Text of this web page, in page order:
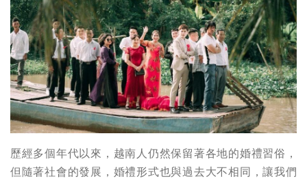
歷經多個年代以來，越南人仍然保留著各地的婚禮習俗，
但隨著社會的發展，婚禮形式也與過去大不相同，讓我們